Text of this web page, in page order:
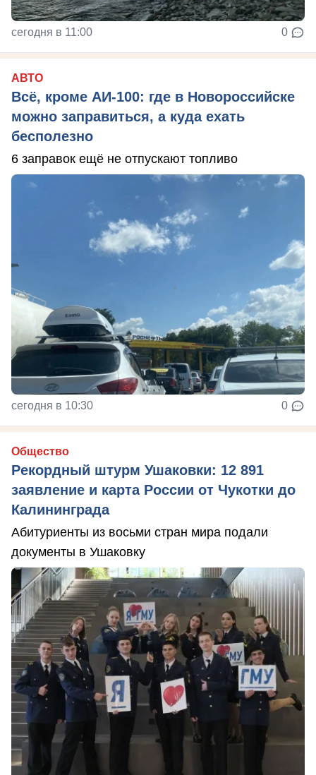
сегодня в 11:00 0
АВТО
Всё, кроме АИ-100: где в Новороссийске
можно заправиться, а куда ехать
бесполезно
6 заправок ещё не отпускают топливо
сегодня в 10:30 0
Общество
Рекордный штурм Ушаковки: 12 891
заявление и карта России от Чукотки до
Калининграда
Абитуриенты из восьми стран мира подали
документы в Ушаковку